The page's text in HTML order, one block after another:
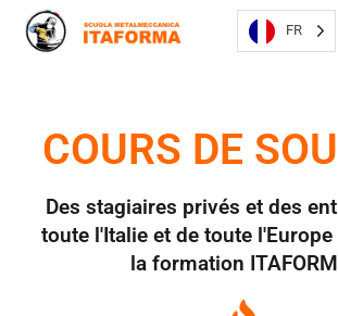
FR
COURS DE
Des stagiaires privés et des
toute l'Italie et de toute
la formation